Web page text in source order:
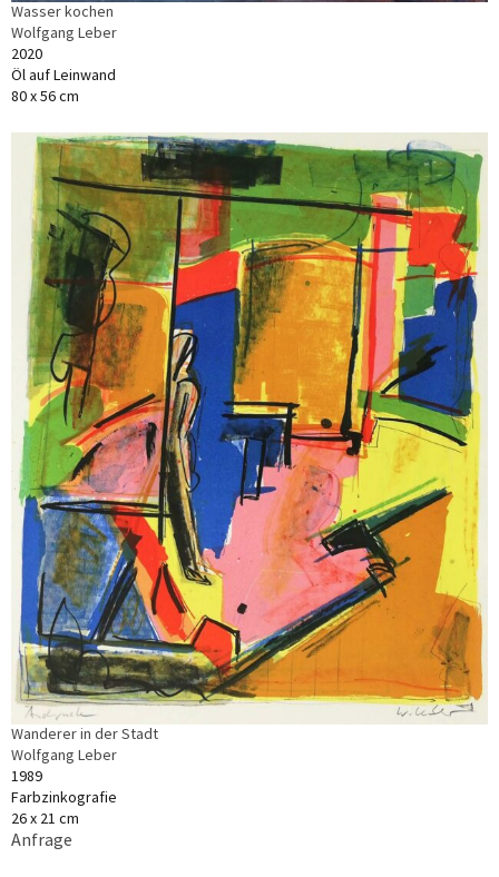
Wasser kochen
Wolfgang Leber
2020
Öl auf Leinwand
80 x 56 cm
Wanderer in der Stadt
Wolfgang Leber
1989
Farbzinkografie
26 x 21 cm
Anfrage